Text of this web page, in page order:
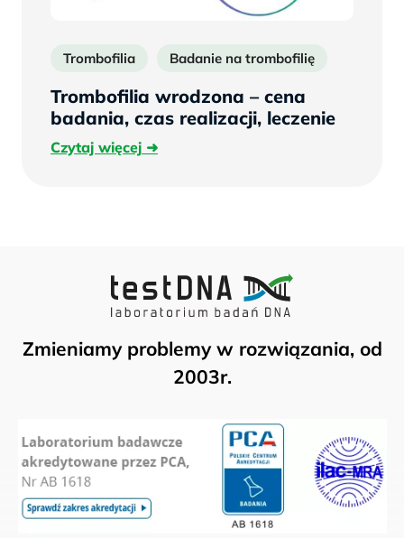
Trombofilia Badanie na trombofilię
Trombofilia wrodzona – cena
badania, czas realizacji, leczenie
Czytaj więcejCzytaj
Zmieniamy problemy w rozwiązania, od
2003r.